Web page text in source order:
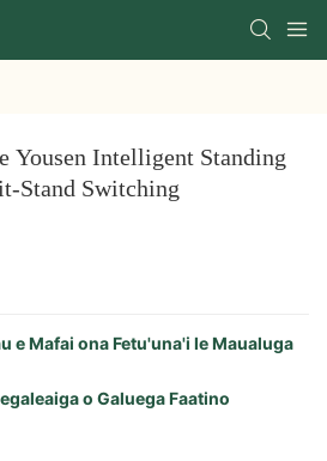
Yousen Intelligent Standing
Stand Switching
e Mafai ona Fetu'una'i le Maualuga
i le galuega faatino a Yousen:
o Galuega Faatino